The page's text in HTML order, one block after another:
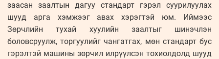
заасан заалтын дагуу стандарт гэрэл суурилуулах
шууд арга хэмжээг авах хэрэгтэй юм. Иймээс
Зөрчлийн тухай хуулийн заалтыг шинэчлэн
боловсруулж, торгуулийг чангатгах, мөн стандарт бус
гэрэлтэй машины зөрчил илрүүлсэн тохиолдолд шууд